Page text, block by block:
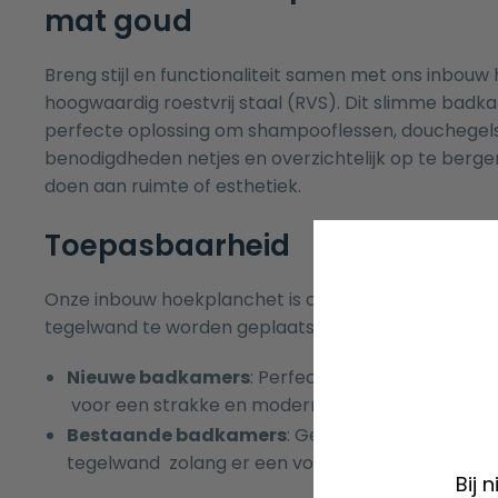
mat goud
Breng stijl en functionaliteit samen met ons
hoogwaardig roestvrij staal (RVS). Dit slimme
perfecte oplossing om shampooflessen,
benodigdheden netjes en overzichtelijk op te
doen aan ruimte of esthetiek.
Toepasbaarheid
Onze inbouw hoekplanchet is ontworpen om
tegelwand te worden geplaatst. Dit maakt het
Nieuwe badkamers: Perfect te integreren
voor een strakke en moderne uitstraling.
Bestaande badkamers: Gemakkelijk te
tegelwand zolang er een voeg beschikbaar is.
Bij